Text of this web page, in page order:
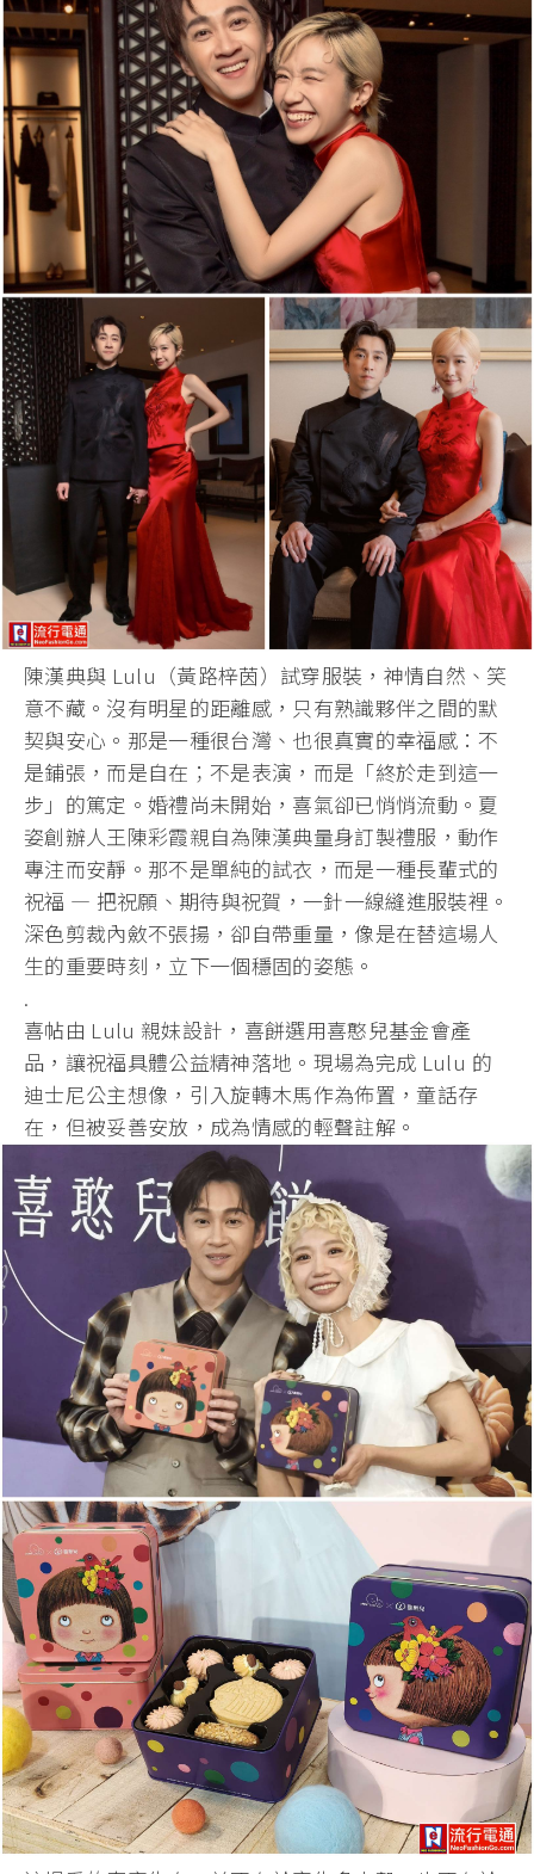
陳漢典與 Lulu（黃路梓茵）試穿服裝，神情自然、笑
意不藏。 沒有明星的距離感，只有熟識夥伴之間的默
契與安心。 那是一種很台灣、也很真實的幸福感：不
是鋪張，而是自在； 不是表演，而是「終於走到這一
步」的篤定。婚禮尚未開始， 喜氣卻已悄悄流動。 夏
姿創辦人王陳彩霞親自為陳漢典量身訂製禮服，動作
專注而安靜。 那不是單純的試衣，而是一種長輩式的
祝福 — 把祝願、期待與祝賀，一針一線縫進服裝裡。
深色剪裁內斂不張揚， 卻自帶重量，像是在替這場人
生的重要時刻，立下一個穩固的姿態。
.
喜帖由 Lulu 親妹設計，喜餅選用喜憨兒基金會產
品，讓祝福具體公益精神落地。 現場為完成 Lulu 的
迪士尼公主想像，引入旋轉木馬作為佈置，童話存
在， 但被妥善安放，成為情感的輕聲註解。